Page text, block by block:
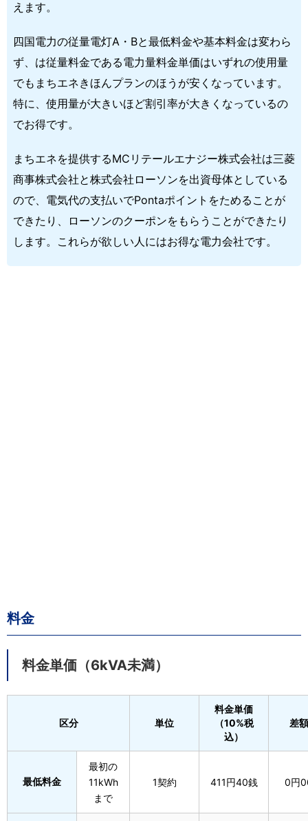
えます。
四国電力の従量電灯A・Bと最低料金や基本料金は変わら
ず、は従量料金である電力量料金単価はいずれの使用量
でもまちエネきほんプランのほうが安くなっています。
特に、使用量が大きいほど割引率が大きくなっているの
でお得です。
まちエネを提供するMCリテールエナジー株式会社は三菱
商事株式会社と株式会社ローソンを出資母体としている
ので、電気代の支払いでPontaポイントをためることが
できたり、ローソンのクーポンをもらうことができたり
します。これらが欲しい人にはお得な電力会社です。
料金
料金単価（6kVA未満）
区分 単位
料金単価
（10%税
込）
差
最低料金
最初の
11kWh
まで
1契約 411円40銭 0円